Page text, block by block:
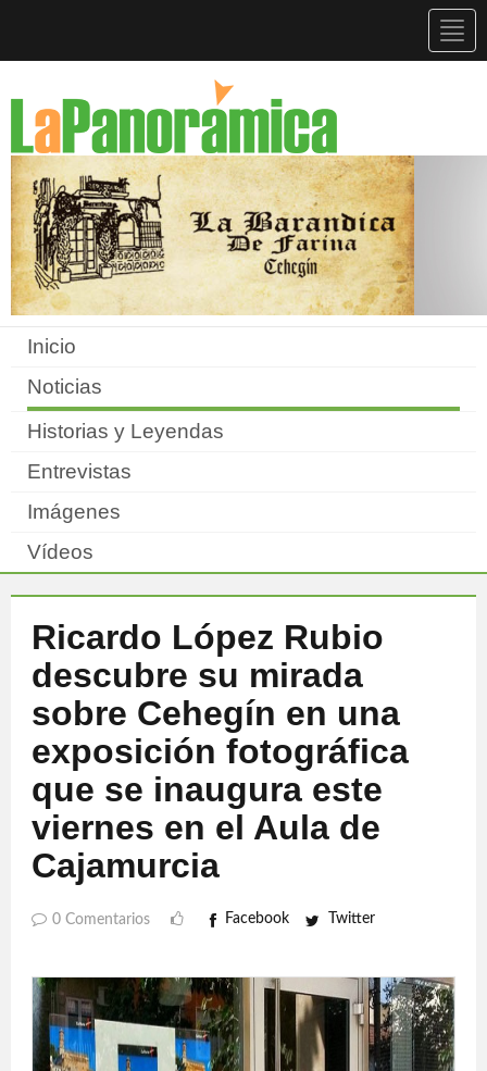
Inicio
Noticias
Historias y Leyendas
Entrevistas
Imágenes
Vídeos
Ricardo López Rubio
descubre su mirada
sobre Cehegín en una
exposición fotográfica
que se inaugura este
viernes en el Aula de
Cajamurcia
0 Comentarios Facebook Twitter